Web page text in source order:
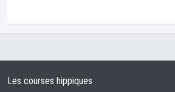
Les courses hippiques